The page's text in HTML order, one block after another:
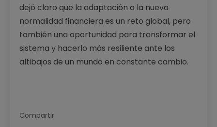
dejó claro que la adaptación a la nueva
normalidad financiera es un reto global, pero
también una oportunidad para transformar el
sistema y hacerlo más resiliente ante los
altibajos de un mundo en constante cambio.
Compartir